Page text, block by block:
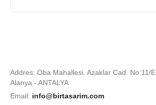
Addres: Oba Mahallesi. Azaklar Cad. No:11/E
Alanya - ANTALYA
Email: info@birtasarim.com